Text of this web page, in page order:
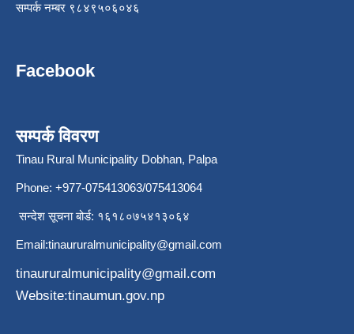
सम्पर्क नम्बर ९८४९५०६०४६
Facebook
सम्पर्क विवरण
Tinau Rural Municipality Dobhan, Palpa
Phone: +977-075413063/075413064
सन्देश सूचना बोर्ड: १६१८०७५४१३०६४
Email:tinaururalmunicipality@gmail.com
tinaururalmunicipality@gmail.com
Website:tinaumun.gov.np